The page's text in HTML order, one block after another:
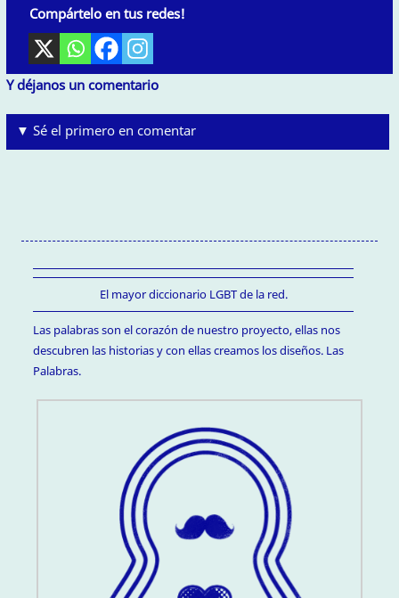
Compártelo en tus redes!
Y déjanos un comentario
▼ Sé el primero en comentar
El mayor diccionario LGBT de la red.
Las palabras son el corazón de nuestro proyecto, ellas nos
descubren las historias y con ellas creamos los diseños. Las
Palabras.